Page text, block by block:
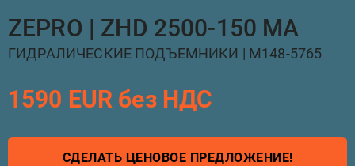
ZEPRO | ZHD 2500-150 MA
ГИДРАЛИЧЕСКИЕ ПОДЪЕМНИКИ | M148-5765
1590 EUR без НДС
СДЕЛАТЬ ЦЕНОВОЕ ПРЕДЛОЖЕНИЕ!